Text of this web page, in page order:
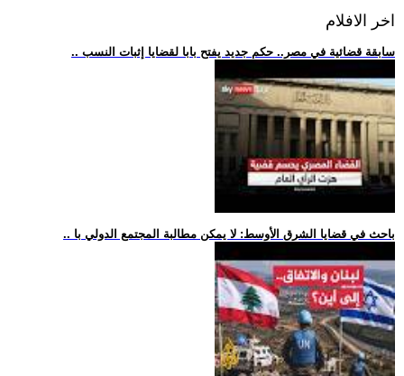
اخر الافلام
.. سابقة قضائية في مصر.. حكم جديد يفتح بابا لقضايا إثبات النسب
.. باحث في قضايا الشرق الأوسط: لا يمكن مطالبة المجتمع الدولي با